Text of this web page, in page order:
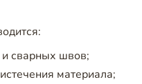
и сварных швов;
материала;